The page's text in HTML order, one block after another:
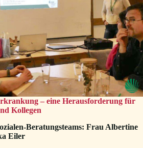
– eine Heraus­forderung für
Kollegen
Beratungsteams: Frau Albertine
Eiler